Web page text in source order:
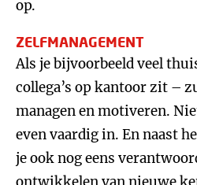
op.
ZELFMANAGEMENT
Als je bijvoorbeeld veel
collega’s op kantoor zit –
managen en motiveren.
even vaardig in. En naast
je ook nog eens